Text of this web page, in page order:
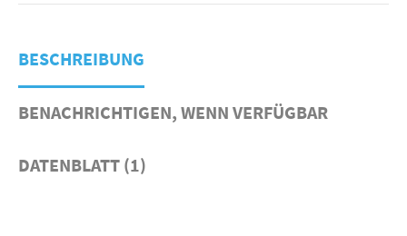
BESCHREIBUNG
BENACHRICHTIGEN, WENN VERFÜGBAR
DATENBLATT (1)